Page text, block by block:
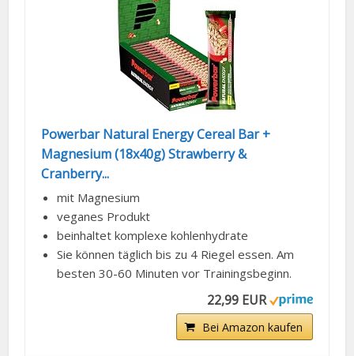
Powerbar Natural Energy Cereal Bar +
Magnesium (18x40g) Strawberry &
Cranberry...
mit Magnesium
veganes Produkt
beinhaltet komplexe kohlenhydrate
Sie können täglich bis zu 4 Riegel essen. Am
besten 30-60 Minuten vor Trainingsbeginn.
22,99 EUR
Bei Amazon kaufen